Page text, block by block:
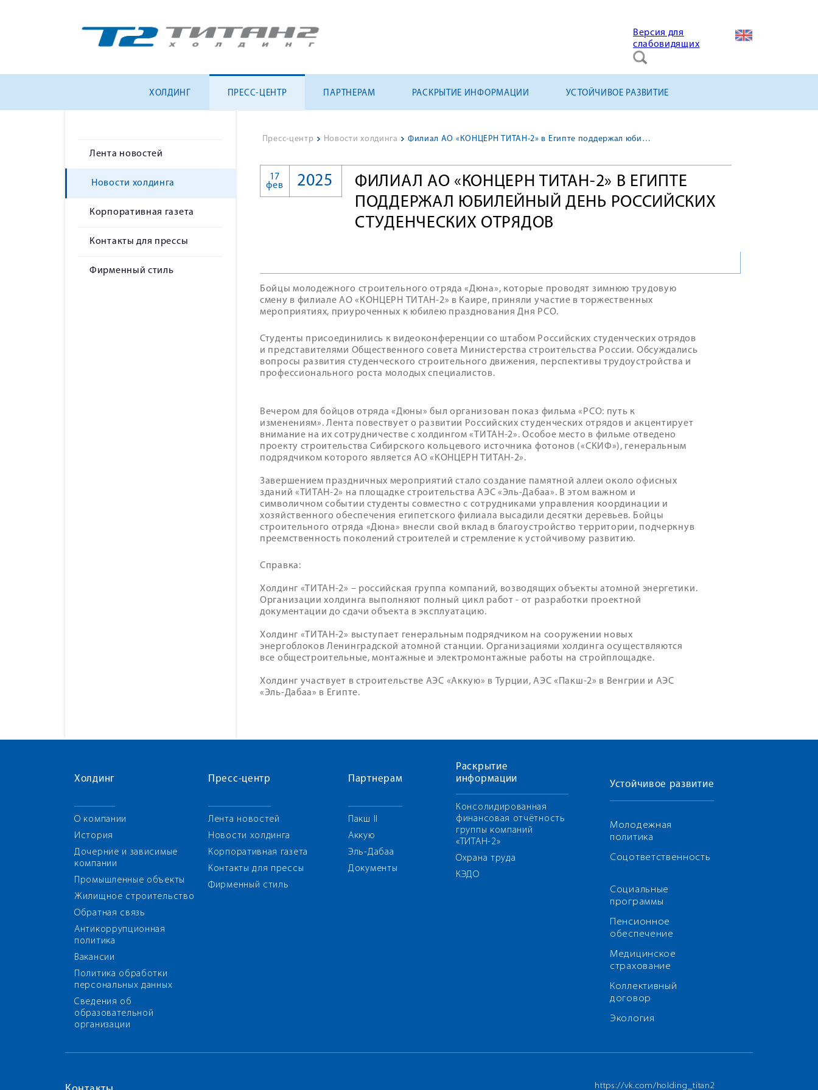
Версия для
слабовидящих
ХОЛДИНГ ПРЕСС-ЦЕНТР ПАРТНЕРАМ РАСКРЫТИЕ ИНФОРМАЦИИ УСТОЙЧИВОЕ РАЗВИТИЕ
Лента новостей
Новости холдинга
Корпоративная газета
Контакты для прессы
Фирменный стиль
Пресс-центр > Новости холдинга > Филиал АО «КОНЦЕРН ТИТАН-2» в Египте поддержал юбилейный День Российских студенческих отрядов
ФИЛИАЛ АО «КОНЦЕРН ТИТАН-2» В ЕГИПТЕ
ПОДДЕРЖАЛ ЮБИЛЕЙНЫЙ ДЕНЬ РОССИЙСКИХ
СТУДЕНЧЕСКИХ ОТРЯДОВ
17
фев
2025
Бойцы молодежного строительного отряда «Дюна», которые проводят зимнюю трудовую
смену в филиале АО «КОНЦЕРН ТИТАН-2» в Каире, приняли участие в торжественных
мероприятиях, приуроченных к юбилею празднования Дня РСО.
Студенты присоединились к видеоконференции со штабом Российских студенческих отрядов
и представителями Общественного совета Министерства строительства России. Обсуждались
вопросы развития студенческого строительного движения, перспективы трудоустройства и
профессионального роста молодых специалистов.
Вечером для бойцов отряда «Дюны» был организован показ фильма «РСО: путь к
изменениям». Лента повествует о развитии Российских студенческих отрядов и акцентирует
внимание на их сотрудничестве с холдингом «ТИТАН-2». Особое место в фильме отведено
проекту строительства Сибирского кольцевого источника фотонов («СКИФ»), генеральным
подрядчиком которого является АО «КОНЦЕРН ТИТАН-2».
Завершением праздничных мероприятий стало создание памятной аллеи около офисных
зданий «ТИТАН-2» на площадке строительства АЭС «Эль-Дабаа». В этом важном и
символичном событии студенты совместно с сотрудниками управления координации и
хозяйственного обеспечения египетского филиала высадили десятки деревьев. Бойцы
строительного отряда «Дюна» внесли свой вклад в благоустройство территории, подчеркнув
преемственность поколений строителей и стремление к устойчивому развитию.
Справка:
Холдинг «ТИТАН-2» – российская группа компаний, возводящих объекты атомной энергетики.
Организации холдинга выполняют полный цикл работ - от разработки проектной
документации до сдачи объекта в эксплуатацию.
Холдинг «ТИТАН-2» выступает генеральным подрядчиком на сооружении новых
энергоблоков Ленинградской атомной станции. Организациями холдинга осуществляются
все общестроительные, монтажные и электромонтажные работы на стройплощадке.
Холдинг участвует в строительстве АЭС «Аккую» в Турции, АЭС «Пакш-2» в Венгрии и АЭС
«Эль-Дабаа» в Египте.
Холдинг
О компании
История
Дочерние и зависимые
компании
Промышленные объекты
Жилищное строительство
Обратная связь
Антикоррупционная
политика
Вакансии
Политика обработки
персональных данных
Сведения об
образовательной
организации
Пресс-центр
Лента новостей
Новости холдинга
Корпоративная газета
Контакты для прессы
Фирменный стиль
Партнерам
Пакш II
Аккую
Эль-Дабаа
Документы
Раскрытие
информации
Консолидированная
финансовая отчётность
группы компаний
«ТИТАН-2»
Охрана труда
КЭДО
Устойчивое развитие
Молодежная
политика
Соцответственность
Социальные
программы
Пенсионное
обеспечение
Медицинское
страхование
Коллективный
договор
Экология
https://vk.com/holding_titan2